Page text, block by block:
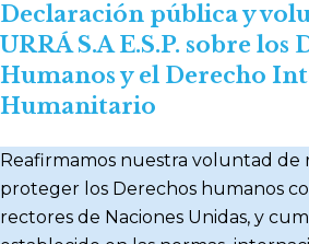
Declaración pública y
URRÁ S.A E.S.P. sobre los
Humanos y el Derecho
Humanitario
Reafirmamos nuestra voluntad de
proteger los Derechos humanos
rectores de Naciones Unidas, y